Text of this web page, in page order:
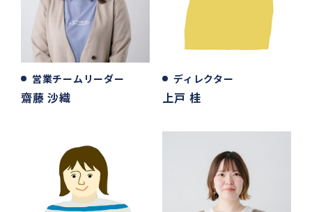
営業チームリーダー
齋藤 沙織
ディレクター
上戸 桂